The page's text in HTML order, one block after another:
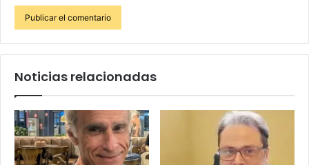
Noticias relacionadas